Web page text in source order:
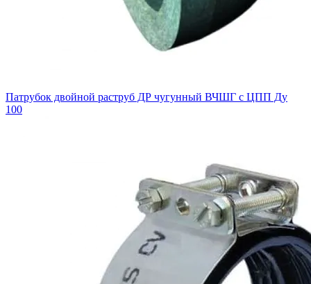
Патрубок двойной раструб ДР чугунный ВЧШГ с ЦПП Ду
100